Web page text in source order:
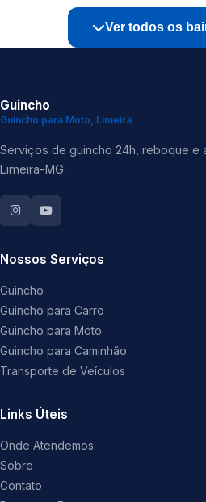
Ver todos os
Guincho
Guincho para Moto, Limeira
Serviços de guincho 24h, reboque e
Limeira-MG.
Nossos Serviços
Guincho
Guincho para Carro
Guincho para Moto
Guincho para Caminhão
Transporte de Veículos
Links Úteis
Onde Atendemos
Sobre
Contato